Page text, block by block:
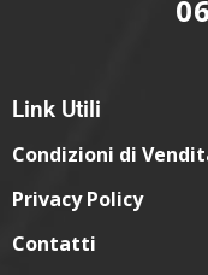
Link Utili
Condizioni di
Privacy Policy
Contatti